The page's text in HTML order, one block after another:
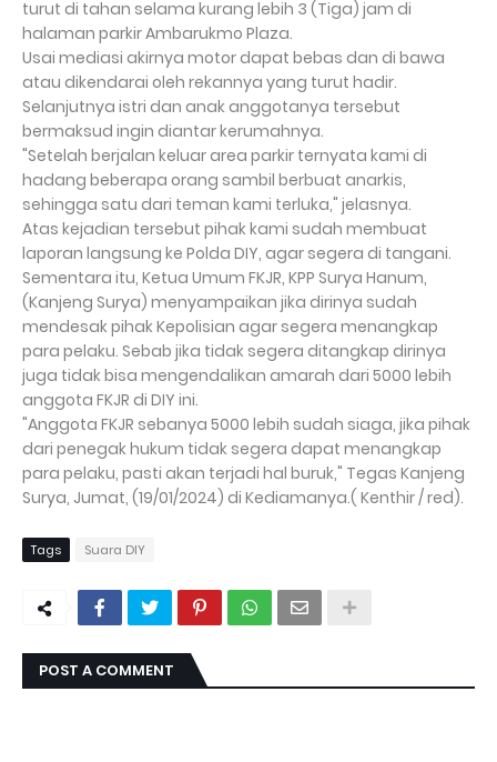
turut di tahan selama kurang lebih 3 (Tiga) jam di
halaman parkir Ambarukmo Plaza.
Usai mediasi akirnya motor dapat bebas dan di bawa
atau dikendarai oleh rekannya yang turut hadir.
Selanjutnya istri dan anak anggotanya tersebut
bermaksud ingin diantar kerumahnya.
"Setelah berjalan keluar area parkir ternyata kami di
hadang beberapa orang sambil berbuat anarkis,
sehingga satu dari teman kami terluka," jelasnya.
Atas kejadian tersebut pihak kami sudah membuat
laporan langsung ke Polda DIY, agar segera di tangani.
Sementara itu, Ketua Umum FKJR, KPP Surya Hanum,
(Kanjeng Surya) menyampaikan jika dirinya sudah
mendesak pihak Kepolisian agar segera menangkap
para pelaku. Sebab jika tidak segera ditangkap dirinya
juga tidak bisa mengendalikan amarah dari 5000 lebih
anggota FKJR di DIY ini.
"Anggota FKJR sebanya 5000 lebih sudah siaga, jika pihak
dari penegak hukum tidak segera dapat menangkap
para pelaku, pasti akan terjadi hal buruk," Tegas Kanjeng
Surya, Jumat, (19/01/2024) di Kediamanya.( Kenthir / red).
Tags Suara DIY
POST A COMMENT